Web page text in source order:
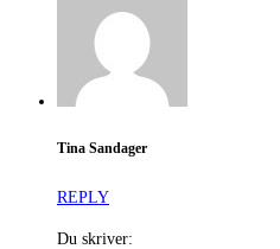
Tina Sandager
REPLY
Du skriver: